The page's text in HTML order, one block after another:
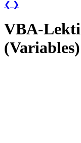
❮ ❯
VBA-
(Variables)